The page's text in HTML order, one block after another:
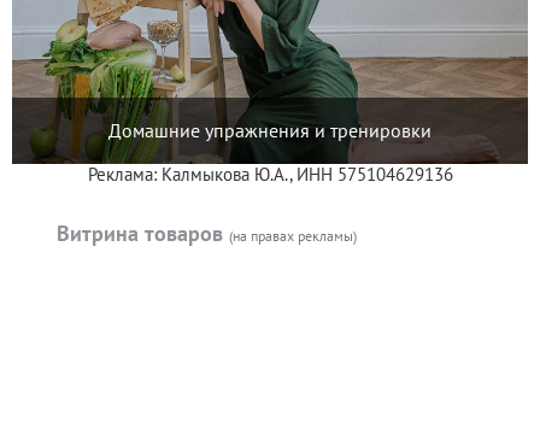
Домашние упражнения и тренировки
Реклама: Калмыкова Ю.А., ИНН 575104629136
Витрина товаров (на правах рекламы)